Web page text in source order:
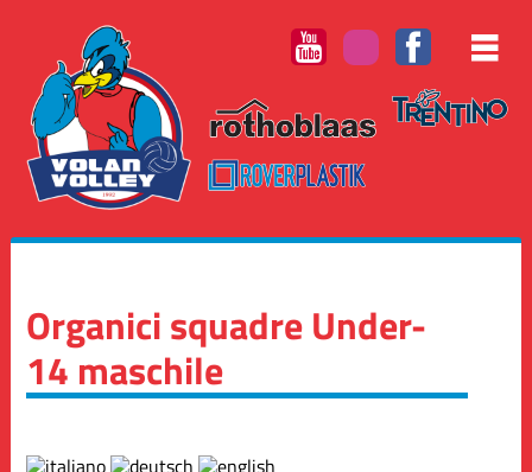
Organici squadre Under-
14 maschile